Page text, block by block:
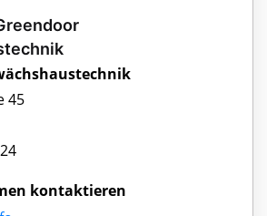
45
kontaktieren